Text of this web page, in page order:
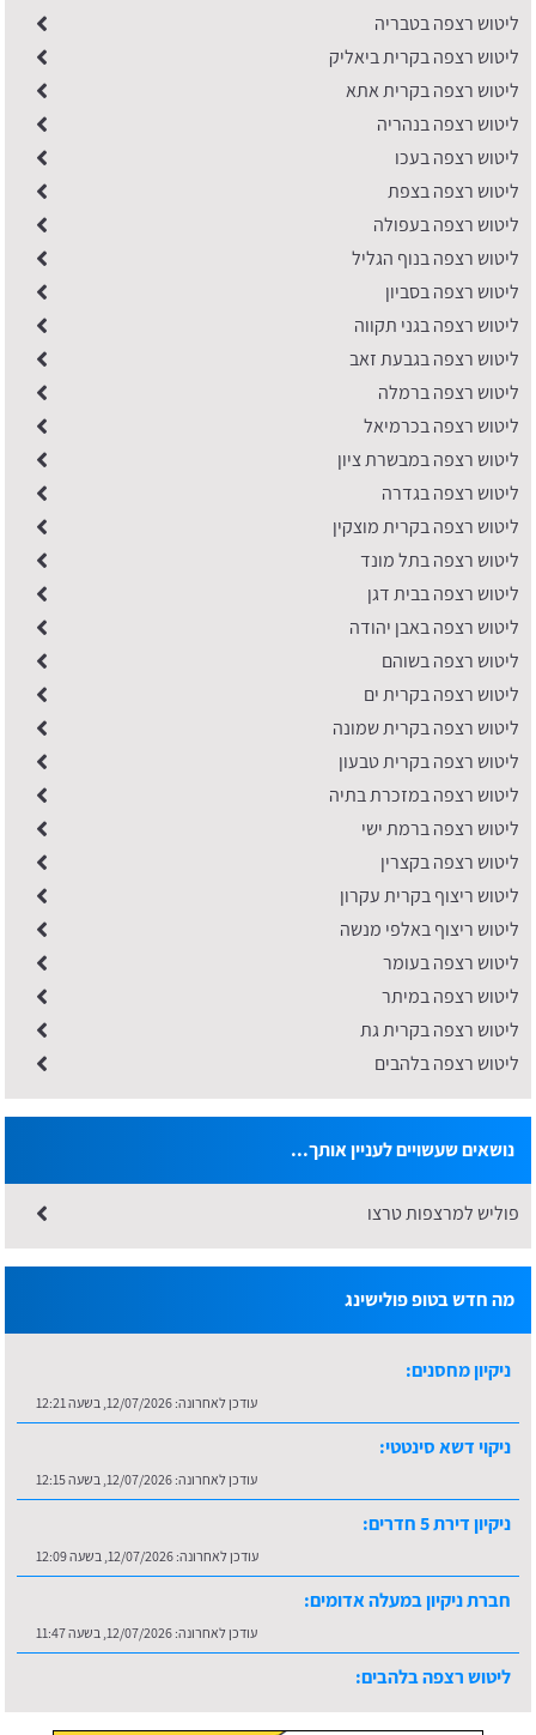
ליטוש רצפה בטבריה
ליטוש רצפה בקרית ביאליק
ליטוש רצפה בקרית אתא
ליטוש רצפה בנהריה
ליטוש רצפה בעכו
ליטוש רצפה בצפת
ליטוש רצפה בעפולה
ליטוש רצפה בנוף הגליל
ליטוש רצפה בסביון
ליטוש רצפה בגני תקווה
ליטוש רצפה בגבעת זאב
ליטוש רצפה ברמלה
ליטוש רצפה בכרמיאל
ליטוש רצפה במבשרת ציון
ליטוש רצפה בגדרה
ליטוש רצפה בקרית מוצקין
ליטוש רצפה בתל מונד
ליטוש רצפה בבית דגן
ליטוש רצפה באבן יהודה
ליטוש רצפה בשוהם
ליטוש רצפה בקרית ים
ליטוש רצפה בקרית שמונה
ליטוש רצפה בקרית טבעון
ליטוש רצפה במזכרת בתיה
ליטוש רצפה ברמת ישי
ליטוש רצפה בקצרין
ליטוש ריצוף בקרית עקרון
ליטוש ריצוף באלפי מנשה
ליטוש רצפה בעומר
ליטוש רצפה במיתר
ליטוש רצפה בקרית גת
ליטוש רצפה בלהבים
נושאים שעשויים לעניין אותך...
פוליש למרצפות טרצו
מה חדש בטופ פולישינג
ניקיון מחסנים:
עודכן לאחרונה: 12/07/2026, בשעה 12:21
ניקוי דשא סינטטי:
עודכן לאחרונה: 12/07/2026, בשעה 12:15
ניקיון דירת 5 חדרים:
עודכן לאחרונה: 12/07/2026, בשעה 12:09
חברת ניקיון במעלה אדומים:
עודכן לאחרונה: 12/07/2026, בשעה 11:47
ליטוש רצפה בלהבים:
עודכן לאחרונה:16/07/2026, בשעה 10:36